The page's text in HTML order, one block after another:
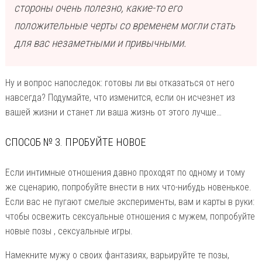
стороны очень полезно, какие-то его
положительные черты со временем могли стать
для вас незаметными и привычными.
Ну и вопрос напоследок: готовы ли вы отказаться от него
навсегда? Подумайте, что изменится, если он исчезнет из
вашей жизни и станет ли ваша жизнь от этого лучше…
СПОСОБ № 3. ПРОБУЙТЕ НОВОЕ
Если интимные отношения давно проходят по одному и тому
же сценарию, попробуйте внести в них что-нибудь новенькое.
Если вас не пугают смелые эксперименты, вам и карты в руки:
чтобы освежить сексуальные отношения с мужем, попробуйте
новые позы , сексуальные игры.
Намекните мужу о своих фантазиях, варьируйте те позы,